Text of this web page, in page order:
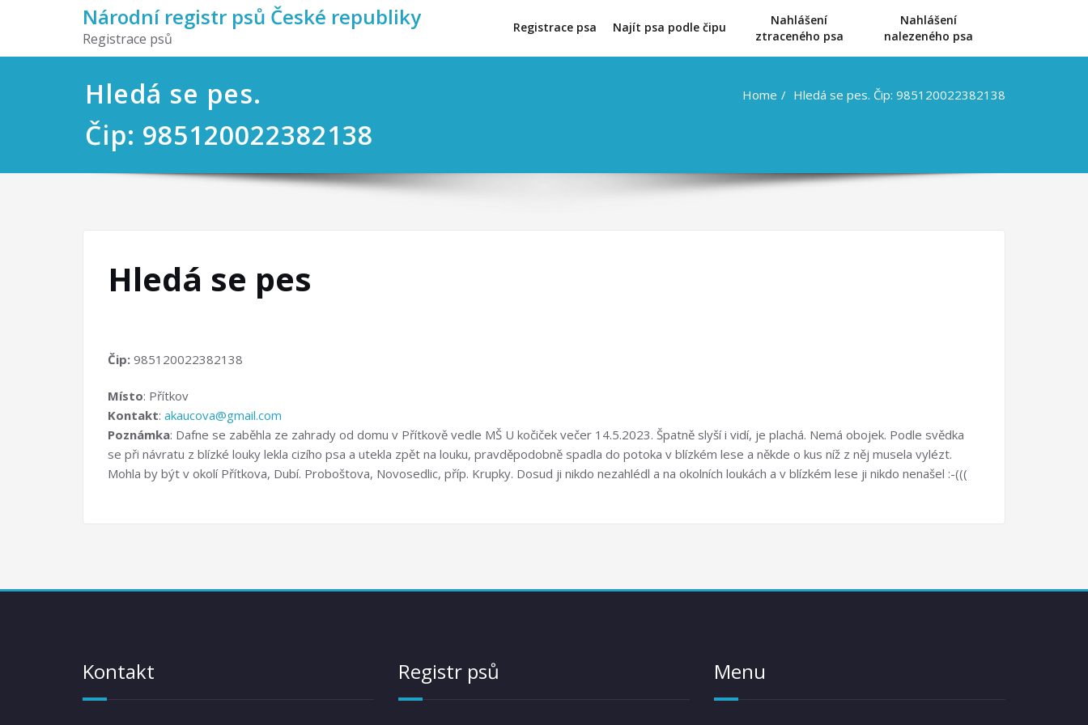
Národní registr psů České republiky
Registrace psů
Registrace psa Najít psa podle čipu
Nahlášení
ztraceného psa
Nahlášení
nalezeného psa
Hledá se pes.
Čip: 985120022382138
Home Hledá se pes. Čip: 985120022382138
Hledá se pes
Čip: 985120022382138
Místo: Přítkov
Kontakt: akaucova@gmail.com
Poznámka: Dafne se zaběhla ze zahrady od domu v Přítkově vedle MŠ U kočiček večer 14.5.2023. Špatně slyší i vidí, je plachá. Nemá obojek. Podle svědka
se při návratu z blízké louky lekla cizího psa a utekla zpět na louku, pravděpodobně spadla do potoka v blízkém lese a někde o kus níž z něj musela vylézt.
Mohla by být v okolí Přítkova, Dubí. Proboštova, Novosedlic, příp. Krupky. Dosud ji nikdo nezahlédl a na okolních loukách a v blízkém lese ji nikdo nenašel :-(((
Kontakt Registr psů Menu